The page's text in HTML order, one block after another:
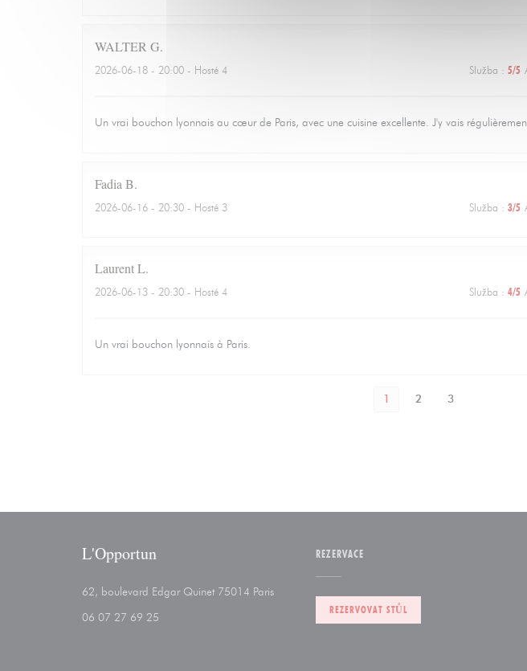
WALTER G
2026-06-18 - 20:00 - Hosté 4 Služba : 5/5
Un vrai bouchon lyonnais au cœur de Paris, avec une cuisine excellente. J'y vais
Fadia B
2026-06-16 - 20:30 - Hosté 3 Služba : 3/5
LaurentL
2026-06-13 - 20:30 - Hosté 4 Služba : 4/5
Un vrai bouchon lyonnais à Paris.
1 2 3
L'Opportun
62, boulevard Edgar Quinet 75014 Paris((otevře se v novém okně))
06 07 27 69 25
REZERVACE
REZERVOVAT STŮL